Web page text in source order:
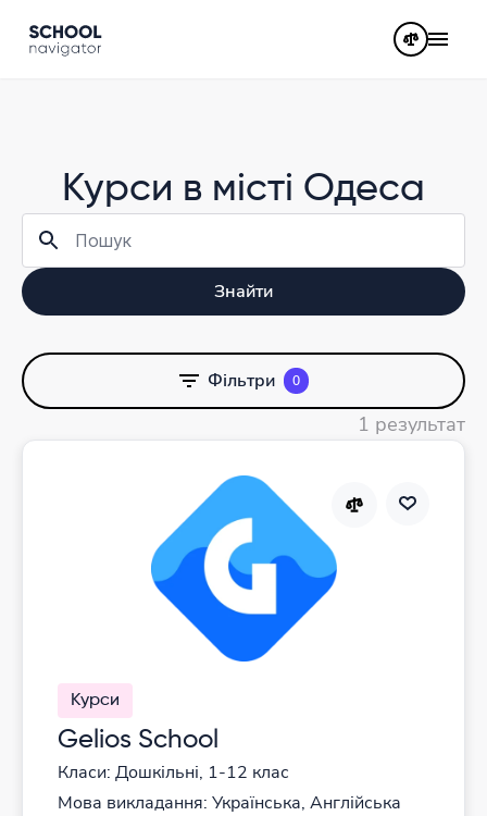
Курси в місті Одеса
Знайти
Фільтри 0
1 результат
Курси
Gelios School
Класи: Дошкільні, 1-12 клас
Мова викладання: Українська, Англійська